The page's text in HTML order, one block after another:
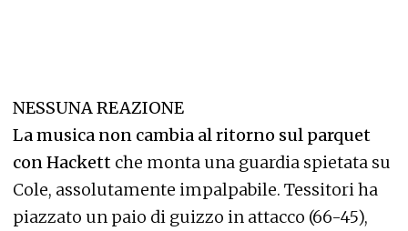
NESSUNA REAZIONE
La musica non cambia al ritorno sul parquet
con Hackett che monta una guardia spietata su
Cole, assolutamente impalpabile. Tessitori ha
piazzato un paio di guizzo in attacco (66-45),